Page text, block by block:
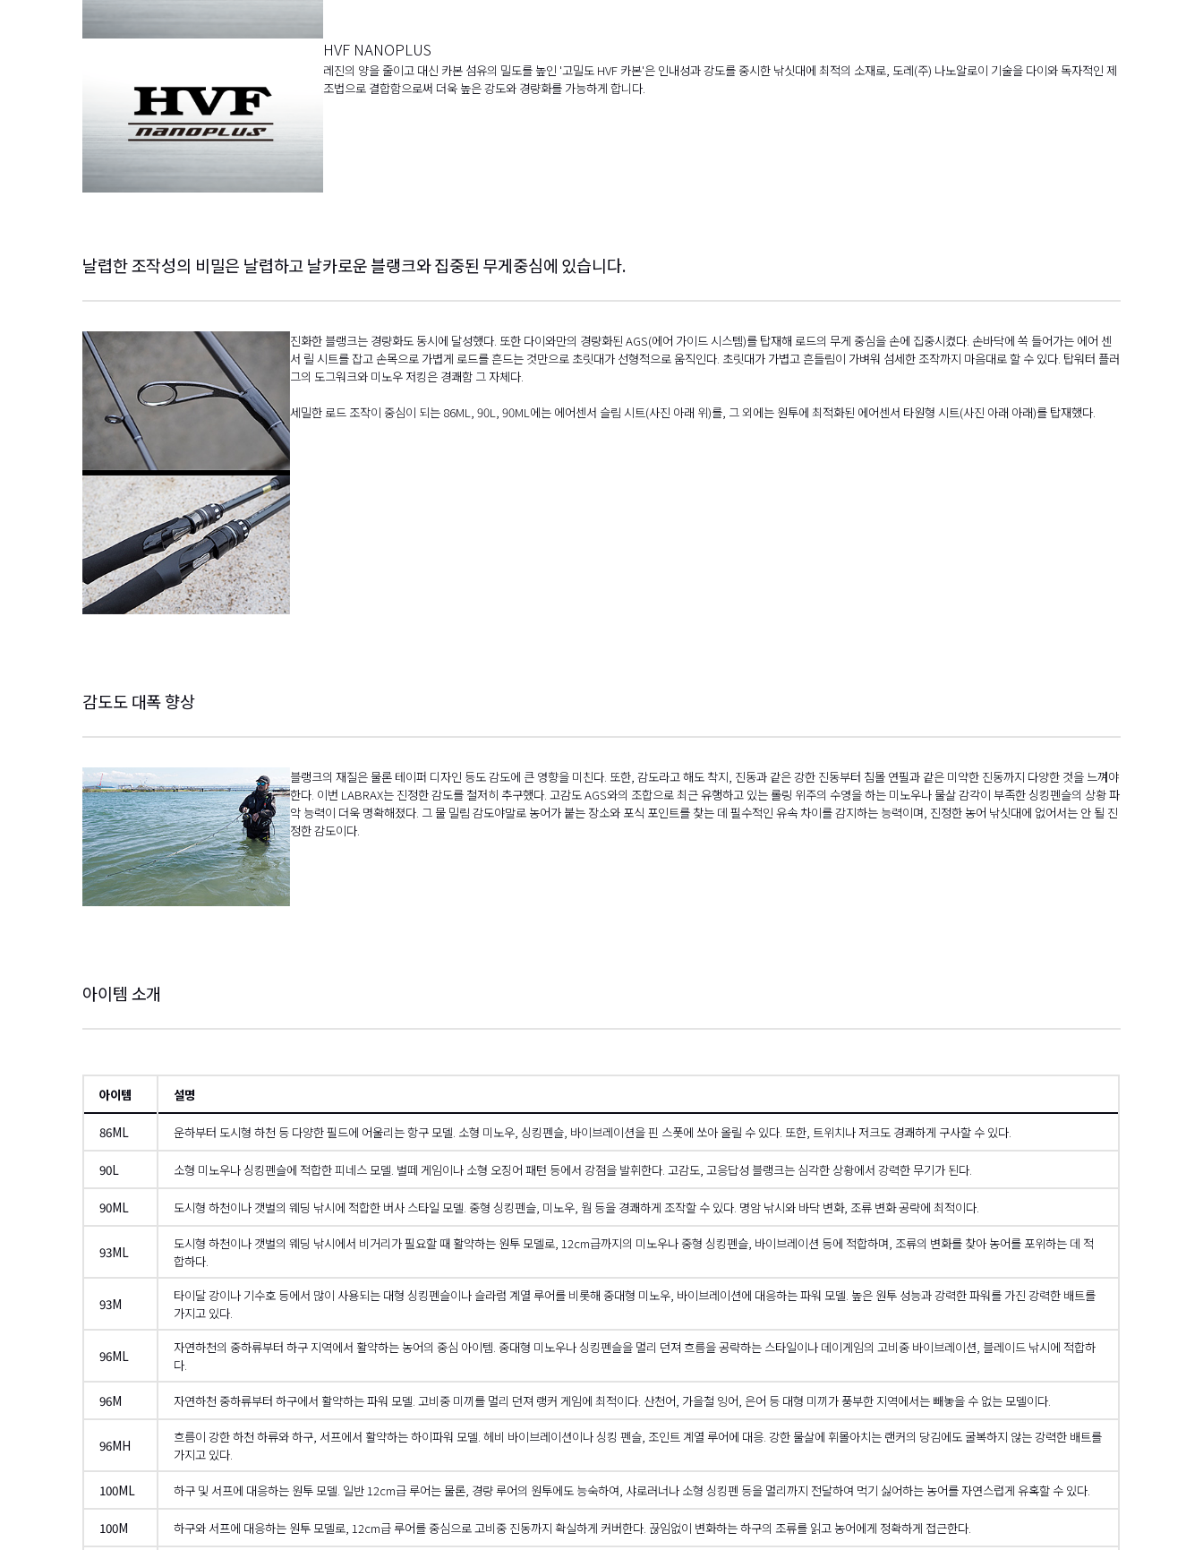
HVF NANOPLUS
레진의 양을 줄이고 대신 카본 섬유의 밀도를 높인 '고밀도 HVF 카본'은 인내성과 강도를 중시한 낚싯대에 최적의 소재로, 도레(주) 나노알로이 기술을 다이와 독자적인 제
조법으로 결합함으로써 더욱 높은 강도와 경량화를 가능하게 합니다.
날렵한 조작성의 비밀은 날렵하고 날카로운 블랭크와 집중된 무게중심에 있습니다.
진화한 블랭크는 경량화도 동시에 달성했다. 또한 다이와만의 경량화된 AGS(에어 가이드 시스템)를 탑재해 로드의 무게 중심을 손에 집중시켰다. 손바닥에 쏙 들어가는 에어 센
서 릴 시트를 잡고 손목으로 가볍게 로드를 흔드는 것만으로 초릿대가 선형적으로 움직인다. 초릿대가 가볍고 흔들림이 가벼워 섬세한 조작까지 마음대로 할 수 있다. 탑워터 플러
그의 도그워크와 미노우 저킹은 경쾌함 그 자체다.
세밀한 로드 조작이 중심이 되는 86ML, 90L, 90ML에는 에어센서 슬림 시트(사진 아래 위)를, 그 외에는 원투에 최적화된 에어센서 타원형 시트(사진 아래 아래)를 탑재했다.
감도도 대폭 향상
블랭크의 재질은 물론 테이퍼 디자인 등도 감도에 큰 영향을 미친다. 또한, 감도라고 해도 착지, 진동과 같은 강한 진동부터 침몰 연필과 같은 미약한 진동까지 다양한 것을 느껴야
한다. 이번 LABRAX는 진정한 감도를 철저히 추구했다. 고감도 AGS와의 조합으로 최근 유행하고 있는 롤링 위주의 수영을 하는 미노우나 물살 감각이 부족한 싱킹펜슬의 상황 파
악 능력이 더욱 명확해졌다. 그 물 밀림 감도야말로 농어가 붙는 장소와 포식 포인트를 찾는 데 필수적인 유속 차이를 감지하는 능력이며, 진정한 농어 낚싯대에 없어서는 안 될 진
정한 감도이다.
아이템 소개
아이템 설명
86ML 운하부터 도시형 하천 등 다양한 필드에 어울리는 항구 모델. 소형 미노우, 싱킹펜슬, 바이브레이션을 핀 스폿에 쏘아 올릴 수 있다. 또한, 트위치나 저크도 경쾌하게 구사할 수 있다.
90L 소형 미노우나 싱킹펜슬에 적합한 피네스 모델. 벌떼 게임이나 소형 오징어 패턴 등에서 강점을 발휘한다. 고감도, 고응답성 블랭크는 심각한 상황에서 강력한 무기가 된다.
90ML 도시형 하천이나 갯벌의 웨딩 낚시에 적합한 버사 스타일 모델. 중형 싱킹펜슬, 미노우, 웜 등을 경쾌하게 조작할 수 있다. 명암 낚시와 바닥 변화, 조류 변화 공략에 최적이다.
93ML
도시형 하천이나 갯벌의 웨딩 낚시에서 비거리가 필요할 때 활약하는 원투 모델로, 12cm급까지의 미노우나 중형 싱킹펜슬, 바이브레이션 등에 적합하며, 조류의 변화를 찾아 농어를 포위하는 데 적
합하다.
93M
타이달 강이나 기수호 등에서 많이 사용되는 대형 싱킹펜슬이나 슬라럼 계열 루어를 비롯해 중대형 미노우, 바이브레이션에 대응하는 파워 모델. 높은 원투 성능과 강력한 파워를 가진 강력한 배트를
가지고 있다.
96ML
자연하천의 중하류부터 하구 지역에서 활약하는 농어의 중심 아이템. 중대형 미노우나 싱킹펜슬을 멀리 던져 흐름을 공략하는 스타일이나 데이게임의 고비중 바이브레이션, 블레이드 낚시에 적합하
다.
96M
자연하천 중하류부터 하구에서 활약하는 파워 모델. 고비중 미끼를 멀리 던져 랭커 게임에 최적이다. 산천어, 가을철 잉어, 은어 등 대형 미끼가 풍부한 지역에서는 빼놓을 수 없는 모델이다.
96MH
흐름이 강한 하천 하류와 하구, 서프에서 활약하는 하이파워 모델. 헤비 바이브레이션이나 싱킹 펜슬, 조인트 계열 루어에 대응. 강한 물살에 휘몰아치는 랜커의 당김에도 굴복하지 않는 강력한 배트를
가지고 있다.
100ML
하구 및 서프에 대응하는 원투 모델. 일반 12cm급 루어는 물론, 경량 루어의 원투에도 능숙하여, 샤로러너나 소형 싱킹펜 등을 멀리까지 전달하여 먹기 싫어하는 농어를 자연스럽게 유혹할 수 있다.
100M 하구와 서프에 대응하는 원투 모델로, 12cm급 루어를 중심으로 고비중 진동까지 확실하게 커버한다. 끊임없이 변화하는 하구의 조류를 읽고 농어에게 정확하게 접근한다.